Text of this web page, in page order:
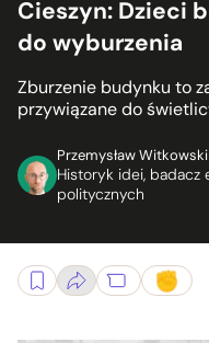
Cieszyn: Dzieci
do wyburzenia
Zburzenie budynku to
przywiązane do
Przemysław Witkowski
Historyk idei, badacz
politycznych